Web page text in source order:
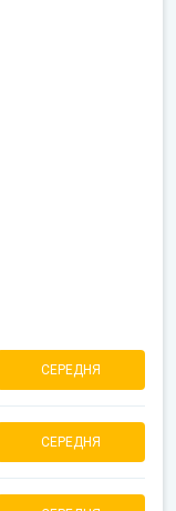
СЕРЕДНЯ
СЕРЕДНЯ